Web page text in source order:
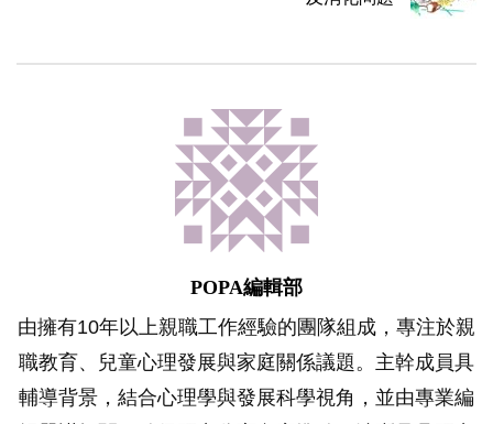
POPA編輯部
由擁有10年以上親職工作經驗的團隊組成，專注於親
職教育、兒童心理發展與家庭關係議題。主幹成員具
輔導背景，結合心理學與發展科學視角，並由專業編